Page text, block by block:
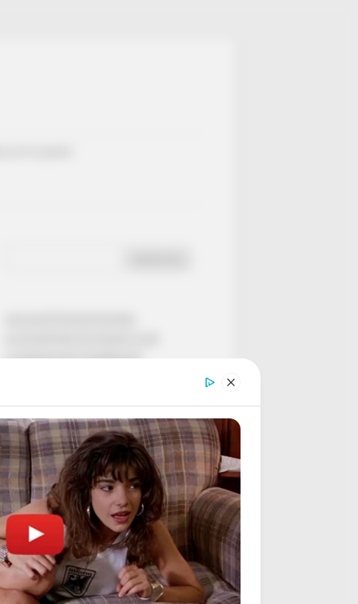
LE GRAND PRIX D’AMÉRIQUE
MUSIQUE DU CHEVAL SA LECTURE
QUINTÉ SPOT
PARIONS FOOTBALL
CONSEILS AUX DEBUTANTS
Turf Jeu Simple
LOTERIES INTERNATIONALES
MONETISATION